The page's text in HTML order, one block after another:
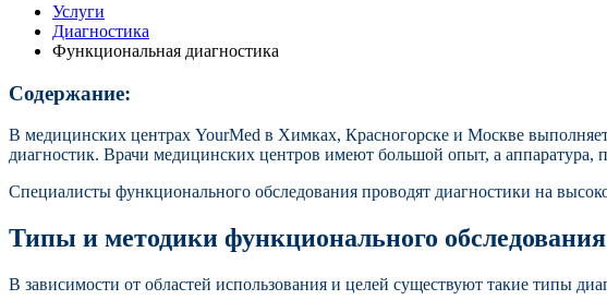
Услуги
Диагностика
Функциональная диагностика
Содержание:
В медицинских центрах YourMed в Химках, Красногорске и Москве
диагностик. Врачи медицинских центров имеют большой опыт, а аппаратура,
Специалисты функционального обследования проводят диагностики на
Типы и методики функционального обследования
В зависимости от областей использования и целей существуют такие типы